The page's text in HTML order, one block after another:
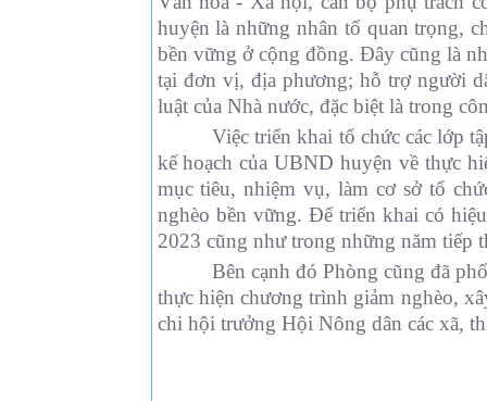
huyện là những nhân tố quan trọng,
bền vững ở cộng đồng. Đây cũng là
tại đơn vị, địa phương; hỗ trợ người
luật của Nhà nước, đặc biệt là trong
Việc triển khai tổ chức các lớp tập
kế hoạch của UBND huyện về thực
mục tiêu, nhiệm vụ, làm cơ sở tổ
nghèo bền vững. Để triển khai có
2023 cũng như trong những năm tiếp
Bên cạnh đó Phòng cũng đã phối
thực hiện chương trình giảm nghèo,
chi hội trưởng Hội Nông dân các xã,